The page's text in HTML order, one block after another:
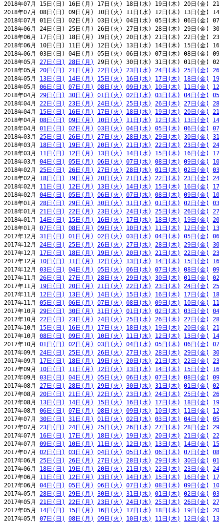
2018年07月 15日(日) 16日(月) 17日(火) 18日(水) 19日(木) 20日(金)
2018年07月 08日(日) 09日(月) 10日(火) 11日(水) 12日(木) 13日(金)
2018年07月 01日(日) 02日(月) 03日(火) 04日(水) 05日(木) 06日(金)
2018年06月 24日(日) 25日(月) 26日(火) 27日(水) 28日(木) 29日(金)
2018年06月 17日(日) 18日(月) 19日(火) 20日(水) 21日(木) 22日(金)
2018年06月 10日(日) 11日(月) 12日(火) 13日(水) 14日(木) 15日(金)
2018年06月 03日(日) 04日(月) 05日(火) 06日(水) 07日(木) 08日(金)
2018年05月 27日(日) 28日(月)
29日(火) 30日(水) 31日(木) 01日(金)
2018年05月 20日(日) 21日(月) 22日(火) 23日(水) 24日(木) 25日(金)
2018年05月 13日(日) 14日(月) 15日(火) 16日(水) 17日(木) 18日(金)
2018年05月 06日(日) 07日(月) 08日(火) 09日(水) 10日(木) 11日(金)
2018年04月 29日(日) 30日(月) 01日(火) 02日(水) 03日(木) 04日(金)
2018年04月 22日(日) 23日(月) 24日(火) 25日(水) 26日(木) 27日(金)
2018年04月 15日(日) 16日(月) 17日(火) 18日(水) 19日(木) 20日(金)
2018年04月 08日(日) 09日(月) 10日(火) 11日(水) 12日(木) 13日(金)
2018年04月 01日(日) 02日(月) 03日(火) 04日(水) 05日(木) 06日(金)
2018年03月 25日(日) 26日(月) 27日(火) 28日(水) 29日(木) 30日(金)
2018年03月 18日(日) 19日(月) 20日(火) 21日(水) 22日(木) 23日(金)
2018年03月 11日(日) 12日(月) 13日(火) 14日(水) 15日(木) 16日(金)
2018年03月 04日(日) 05日(月) 06日(火) 07日(水) 08日(木) 09日(金)
2018年02月 25日(日) 26日(月) 27日(火) 28日(水) 01日(木) 02日(金)
2018年02月 18日(日) 19日(月) 20日(火) 21日(水) 22日(木) 23日(金)
2018年02月 11日(日) 12日(月) 13日(火) 14日(水) 15日(木) 16日(金)
2018年02月 04日(日) 05日(月) 06日(火) 07日(水) 08日(木) 09日(金)
2018年01月 28日(日) 29日(月) 30日(火) 31日(水) 01日(木) 02日(金)
2018年01月 21日(日) 22日(月) 23日(火) 24日(水) 25日(木) 26日(金)
2018年01月 14日(日) 15日(月) 16日(火) 17日(水) 18日(木) 19日(金)
2018年01月 07日(日) 08日(月) 09日(火) 10日(水) 11日(木) 12日(金)
2017年12月 31日(日) 01日(月) 02日(火) 03日(水) 04日(木) 05日(金)
2017年12月 24日(日) 25日(月) 26日(火) 27日(水) 28日(木) 29日(金)
2017年12月 17日(日) 18日(月) 19日(火) 20日(水) 21日(木) 22日(金)
2017年12月 10日(日) 11日(月) 12日(火) 13日(水) 14日(木) 15日(金)
2017年12月 03日(日) 04日(月) 05日(火) 06日(水) 07日(木) 08日(金)
2017年11月 26日(日) 27日(月) 28日(火) 29日(水) 30日(木) 01日(金)
2017年11月 19日(日) 20日(月) 21日(火) 22日(水) 23日(木) 24日(金)
2017年11月 12日(日) 13日(月) 14日(火) 15日(水) 16日(木) 17日(金)
2017年11月 05日(日) 06日(月) 07日(火) 08日(水) 09日(木) 10日(金)
2017年10月 29日(日) 30日(月) 31日(火) 01日(水) 02日(木) 03日(金)
2017年10月 22日(日) 23日(月) 24日(火) 25日(水) 26日(木) 27日(金)
2017年10月 15日(日) 16日(月) 17日(火) 18日(水) 19日(木) 20日(金)
2017年10月 08日(日) 09日(月) 10日(火) 11日(水) 12日(木) 13日(金)
2017年10月 01日(日) 02日(月) 03日(火) 04日(水) 05日(木) 06日(金)
2017年09月 24日(日) 25日(月) 26日(火) 27日(水) 28日(木) 29日(金)
2017年09月 17日(日) 18日(月) 19日(火) 20日(水) 21日(木) 22日(金)
2017年09月 10日(日) 11日(月) 12日(火) 13日(水) 14日(木) 15日(金)
2017年09月 03日(日) 04日(月) 05日(火) 06日(水) 07日(木) 08日(金)
2017年08月 27日(日) 28日(月) 29日(火) 30日(水) 31日(木) 01日(金)
2017年08月 20日(日) 21日(月) 22日(火) 23日(水) 24日(木) 25日(金)
2017年08月 13日(日) 14日(月) 15日(火) 16日(水) 17日(木) 18日(金)
2017年08月 06日(日) 07日(月) 08日(火) 09日(水) 10日(木) 11日(金)
2017年07月 30日(日) 31日(月) 01日(火) 02日(水) 03日(木) 04日(金)
2017年07月 23日(日) 24日(月) 25日(火) 26日(水) 27日(木) 28日(金)
2017年07月 16日(日) 17日(月) 18日(火) 19日(水) 20日(木) 21日(金)
2017年07月 09日(日) 10日(月) 11日(火) 12日(水) 13日(木) 14日(金)
2017年07月 02日(日) 03日(月) 04日(火) 05日(水) 06日(木) 07日(金)
2017年06月 25日(日) 26日(月) 27日(火) 28日(水) 29日(木) 30日(金)
2017年06月 18日(日) 19日(月) 20日(火) 21日(水) 22日(木) 23日(金)
2017年06月 11日(日) 12日(月) 13日(火) 14日(水) 15日(木) 16日(金)
2017年06月 04日(日) 05日(月) 06日(火) 07日(水) 08日(木) 09日(金)
2017年05月 28日(日) 29日(月) 30日(火) 31日(水) 01日(木) 02日(金)
2017年05月 21日(日) 22日(月) 23日(火) 24日(水) 25日(木) 26日(金)
2017年05月 14日(日) 15日(月) 16日(火) 17日(水) 18日(木) 19日(金)
2017年05月 07日(日) 08日(月) 09日(火) 10日(水) 11日(木) 12日(金)